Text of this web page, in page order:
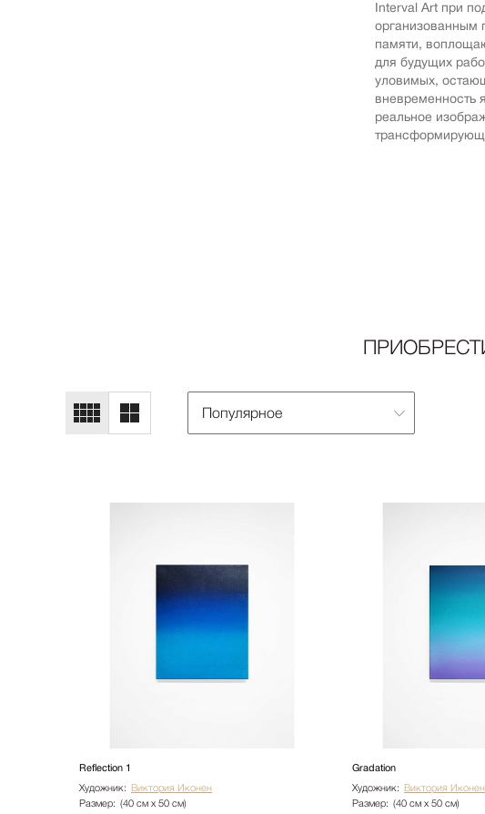
Interval Art при
организованным
памяти,
для будущих
уловимых,
вневременность
реальное
Популярное
Reflection 1
Художник: Виктория Иконен
Размер: (40 см х 50 см)
Gradation
Художник: Виктория Иконен
Размер: (40 см х 50 см)